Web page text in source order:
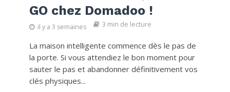
GO chez Domadoo !
il y a 3 semaines 3 min de lecture
La maison intelligente commence dès le pas de
la porte. Si vous attendiez le bon moment pour
sauter le pas et abandonner définitivement vos
clés physiques...